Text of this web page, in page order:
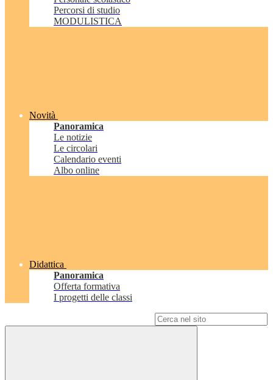
Percorsi di studio
MODULISTICA
Novità
Panoramica
Le notizie
Le circolari
Calendario eventi
Albo online
Didattica
Panoramica
Offerta formativa
I progetti delle classi